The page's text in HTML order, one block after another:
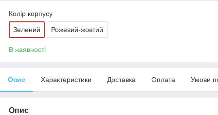
Колір корпусу
Зелений Рожевий-жовтий
В наявності
Опис Характеристики Доставка Оплата Умови
Опис